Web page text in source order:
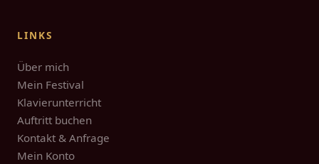
LINKS
Über mich
Mein Festival
Klavierunterricht
Auftritt buchen
Kontakt & Anfrage
Mein Konto